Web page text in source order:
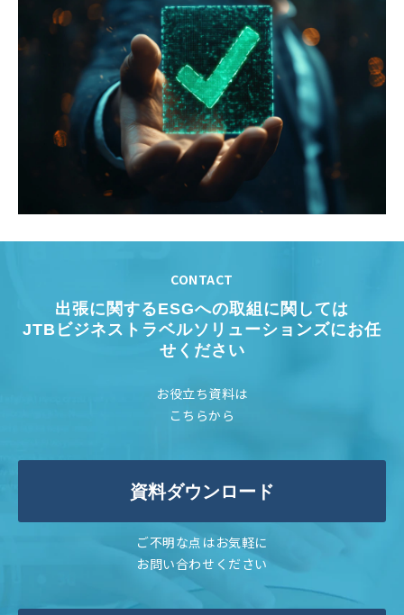
CONTACT
出張に関するESGへの取組に関しては
JTBビジネストラベルソリューションズにお任
せください
お役立ち資料は
こちらから
資料ダウンロード
ご不明な点はお気軽に
お問い合わせください